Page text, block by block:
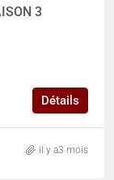
3
Détails
il y a3 mois